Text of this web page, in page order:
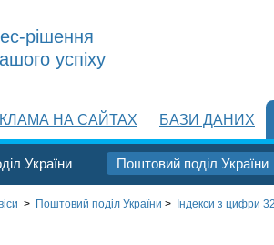
рішення
успіху
НА САЙТАХ БАЗИ ДАНИХ
України Поштовий поділ України
> Поштовий поділ України > Індекси з цифри 32